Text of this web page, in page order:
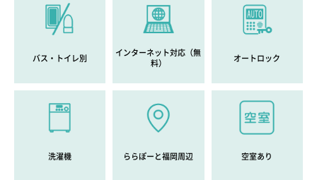
バス・トイレ別
インターネット対応（無
料）
オートロック
洗濯機 ららぽーと福岡周辺 空室あり